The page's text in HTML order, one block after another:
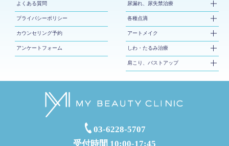
よくある質問
プライバシーポリシー
カウンセリング予約
アンケートフォーム
尿漏れ、尿失禁治療
各種点滴
アートメイク
しわ・たるみ治療
肩こり、バストアップ
03-6228-5707
受付時間 10:00-17:45